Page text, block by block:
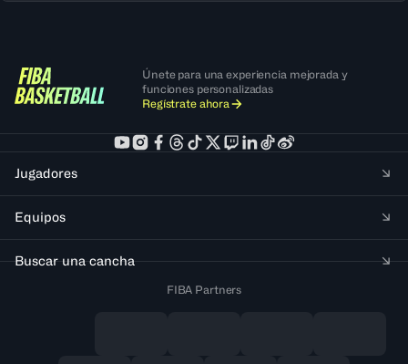
Únete para una experiencia mejorada y
funciones personalizadas
Regístrate ahora
Jugadores
Equipos
Buscar una cancha
FIBA Partners